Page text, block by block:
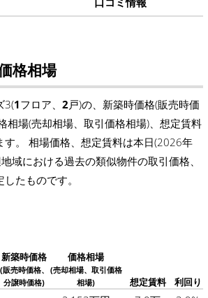
格相場
3(1フロア、 2戸)の、新築時価格(販売時価
相場(売却相場、取引価格相場)、想定賃料
す。 相場価格、想定賃料は本日(2026年
域における過去の類似物件の取引価格、
たものです。
新築時価格
(販売時価格、
分譲時価格)
価格相場
(売却相場、取引価格
相場)
想定賃料 利回り